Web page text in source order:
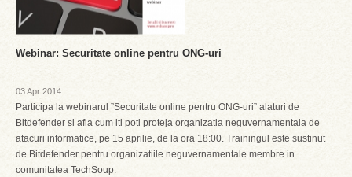
Webinar: Securitate online pentru ONG-uri
03 Apr 2014
Participa la webinarul ”Securitate online pentru ONG-uri” alaturi de
Bitdefender si afla cum iti poti proteja organizatia neguvernamentala de
atacuri informatice, pe 15 aprilie, de la ora 18:00. Trainingul este sustinut
de Bitdefender pentru organizatiile neguvernamentale membre in
comunitatea TechSoup.